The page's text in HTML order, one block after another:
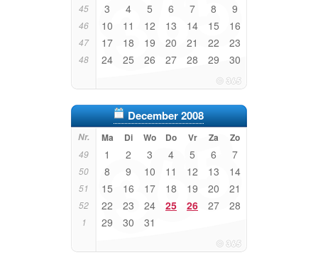
45 3 4 5 6 7 8 9
46 10 11 12 13 14 15 16
47 17 18 19 20 21 22 23
48 24 25 26 27 28 29 30
December 2008
Nr. Ma Di Wo Do Vr Za Zo
49 1 2 3 4 5 6 7
50 8 9 10 11 12 13 14
51 15 16 17 18 19 20 21
52 22 23 24 25 26 27 28
1 29 30 31